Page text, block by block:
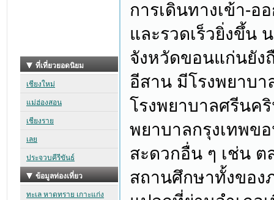
การเดินทางเข้า-อ
และรวดเร็วยิ่งขึ้น
จังหวัดขอนแก่นยัง
อีสาน มีโรงพยาบ
โรงพยาบาลศรีนค
พยาบาลกรุงเทพข
สะดวกอื่น ๆ เช่น
สถานศึกษาทั้งของ